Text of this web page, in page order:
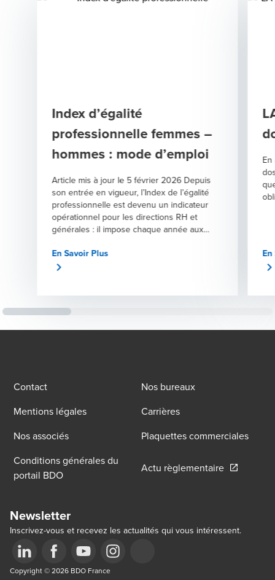
Index d’égalité
professionnelle femmes –
hommes : mode d’emploi
Article mis à jour le 5 février 2026 Depuis
son entrée en vigueur, l’Index de l’égalité
professionnelle est devenu un indicateur
opérationnel pour les directions RH et
générales : il impose chaque année aux
mesurer, publier et piloter les écarts
femmes-hommes, sous peine, en cas de
structurer les politiques de rémunération,
d’évolution professionnelle et de
En Savoir Plus
Contact
Nos bureaux
Mentions légales
Carrières
Nos associés
Plaquettes commerciales
Conditions générales du
portail BDO
Actu règlementaireOpens in a
Newsletter
Inscrivez-vous et recevez les actualités qui vous intéressent.
Opens in a new window/tab
Opens in a new window/tab
Opens in a new window/tab
Opens in a new window/tab
Copyright © 2026 BDO France